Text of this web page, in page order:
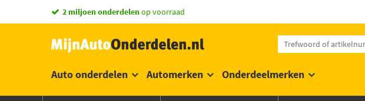
vandaag besteld,morgen in huis *
2 miljoen onderdelenop voorraad
Auto onderdelen Automerken Onderdeelmerken